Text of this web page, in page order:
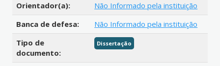
Orientador(a):
Não Informado pela instituição
Banca de defesa:
Não Informado pela instituição
Tipo de
documento:
Dissertação